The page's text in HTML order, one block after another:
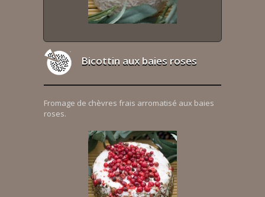
Bicottin aux baies roses
Fromage de chèvres frais arromatisé aux baies
roses.